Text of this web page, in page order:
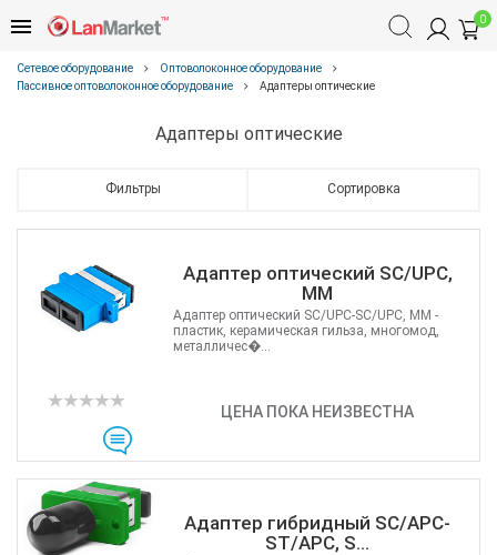
0
Сетевое оборудование
Оптоволоконное оборудование
Пассивное оптоволоконное оборудование
Адаптеры оптические
Адаптеры оптические
Фильтры Сортировка
Адаптер оптический SC/UPC,
MM
ЦЕНА ПОКА НЕИЗВЕСТНА
Адаптер оптический SC/UPC-SC/UPC, MM -
пластик, керамическая гильза, многомод,
металличес�...
Адаптер гибридный SC/APC-
ST/APC, S...